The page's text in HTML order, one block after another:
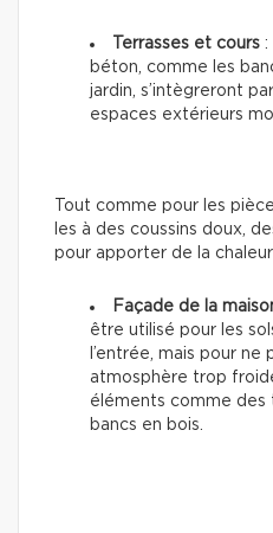
Terrasses et cours :
béton, comme les
jardin, s’intègreront
espaces extérieurs
Tout comme pour les
les à des coussins doux,
pour apporter de la
Façade de la
être utilisé pour les
l’entrée, mais pour ne
atmosphère trop
éléments comme des
bancs en bois.